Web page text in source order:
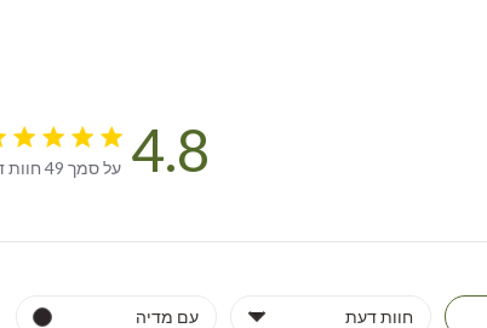
4.8
4.8 star rating
על סמך 49 חוות דעת